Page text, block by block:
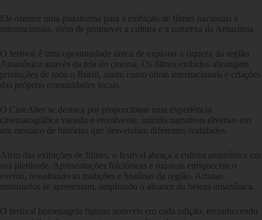
Ele oferece uma plataforma para a exibição de filmes nacionais e
internacionais, além de promover a cultura e a natureza da Amazônia.
O festival é uma oportunidade única de explorar a riqueza da região
Amazônica através da tela do cinema. Os filmes exibidos abrangem
produções de todo o Brasil, assim como obras internacionais e criações
das próprias comunidades locais.
O CineAlter se destaca por proporcionar uma experiência
cinematográfica variada e envolvente, unindo narrativas diversas em
um mosaico de histórias que desvendam diferentes realidades.
Além das exibições de filmes, o festival abraça a cultura amazônica em
sua plenitude. Apresentações folclóricas e músicas enriquecem o
evento, ressaltando as tradições e histórias da região. Artistas
renomados se apresentam, ampliando o alcance da beleza amazônica.
O festival homenageia figuras notáveis em cada edição, reconhecendo